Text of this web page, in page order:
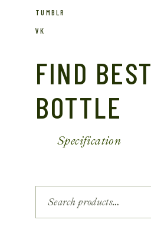
TUMBLR
VK
FIND BEST
BOTTLE
Specification
Search